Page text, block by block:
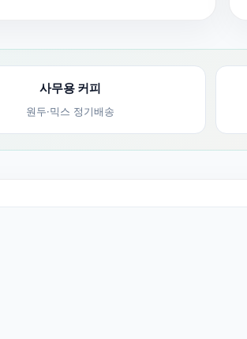
사무용 커피
원두·믹스 정기배송